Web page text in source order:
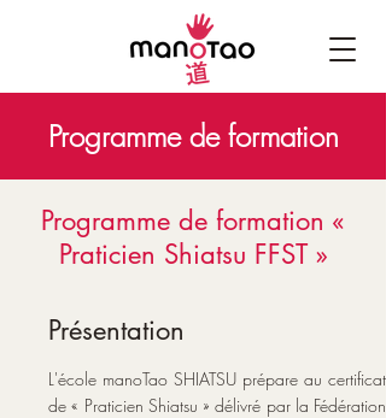
Programme de formation
Programme de formation «
Praticien Shiatsu FFST »
Présentation
L'école manoTao SHIATSU prépare au certificat
de « Praticien Shiatsu » délivré par la Fédération